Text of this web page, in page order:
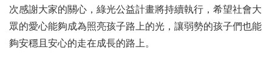
次感謝大家的關心，綠光公益計畫將持續執行，希望社會大
眾的愛心能夠成為照亮孩子路上的光，讓弱勢的孩子們也能
夠安穩且安心的走在成長的路上。